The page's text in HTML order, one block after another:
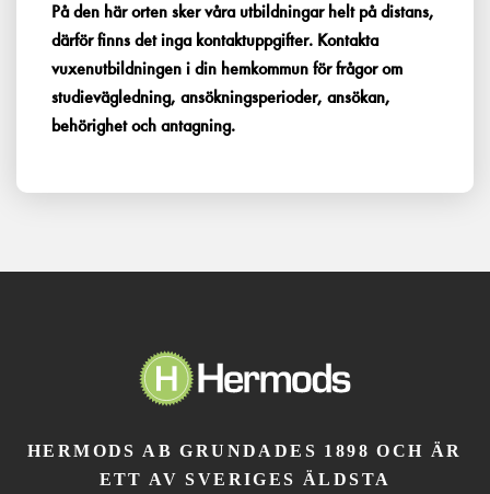
På den här orten sker våra utbildningar helt på distans,
därför finns det inga kontaktuppgifter. Kontakta
vuxenutbildningen i din hemkommun för frågor om
studievägledning, ansökningsperioder, ansökan,
behörighet och antagning.
HERMODS AB GRUNDADES 1898 OCH ÄR
ETT AV SVERIGES ÄLDSTA